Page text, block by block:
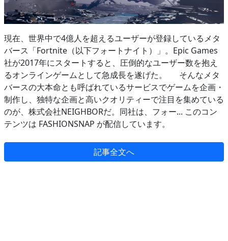
現在、世界中で4億人を超えるユーザーが登録しているメタ
バース「Fortnite（以下フォートナイト）」。Epic Games
社が2017年にスタートすると、圧倒的なユーザー数を抱え
るオンラインゲームとして急成長を遂げた。 そんなメタ
バースの大本命とも呼ばれているサービスでゲームを企画・
制作し、独特な企画と高いクオリティーで注目を集めている
のが、株式会社NEIGHBORだ。同社は、フォー... このコン
テンツは FASHIONSNAP が配信しています。
記事全文へ